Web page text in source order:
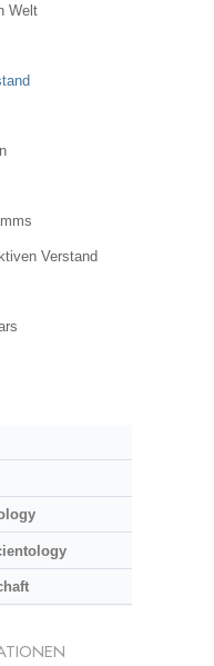
Welt
Verstand